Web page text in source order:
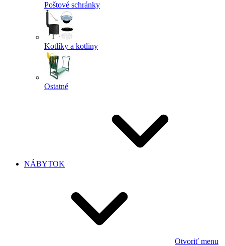
Poštové schránky
Kotlíky a kotliny
Ostatné
NÁBYTOK
Otvoriť menu